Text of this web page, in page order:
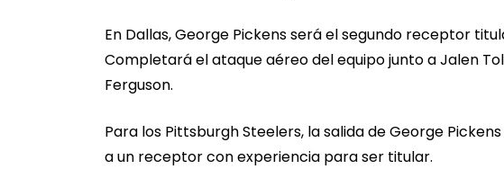
En Dallas, George Pickens será el segundo receptor
Completará el ataque aéreo del equipo junto a Jalen
Ferguson.
Para los Pittsburgh Steelers, la salida de George
a un receptor con experiencia para ser titular.